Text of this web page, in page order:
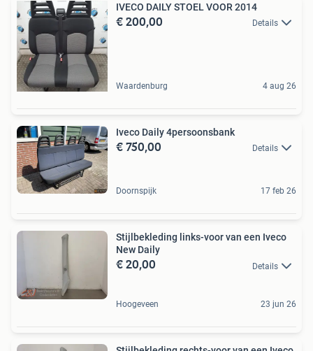
IVECO DAILY STOEL VOOR 2014
€ 200,00 Details
Waardenburg 4 aug 26
Iveco Daily 4persoonsbank
€ 750,00 Details
Doornspijk 17 feb 26
Stijlbekleding links-voor van een Iveco
New Daily
€ 20,00 Details
Hoogeveen 23 jun 26